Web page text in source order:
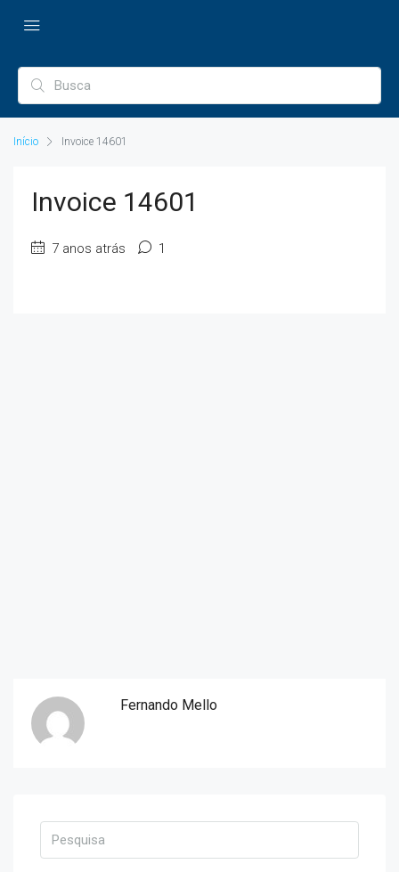
Início Invoice 14601
Invoice 14601
7 anos atrás 1
Fernando Mello